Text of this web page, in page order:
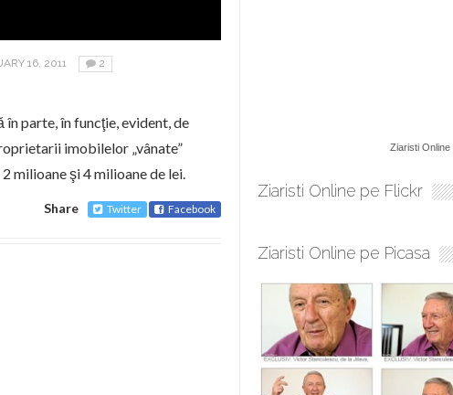
16, 2011 2
parte, în funcţie, evident, de
imobilelor „vânate”
milioane şi 4 milioane de lei.
Share Twitter Facebook
Ziaristi Online
Ziaristi Online pe Flickr
Ziaristi Online pe Picasa